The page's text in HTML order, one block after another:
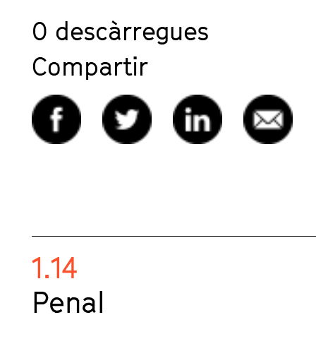
0 descàrregues
Compartir
1.14
Penal